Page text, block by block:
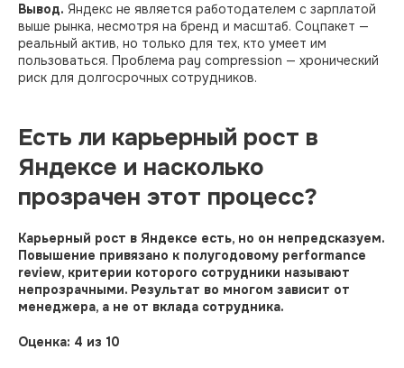
Вывод. Яндекс не является работодателем с зарплатой
выше рынка, несмотря на бренд и масштаб. Соцпакет —
реальный актив, но только для тех, кто умеет им
пользоваться. Проблема pay compression — хронический
риск для долгосрочных сотрудников.
Есть ли карьерный рост в
Яндексе и насколько
прозрачен этот процесс?
Карьерный рост в Яндексе есть, но он непредсказуем.
Повышение привязано к полугодовому performance
review, критерии которого сотрудники называют
непрозрачными. Результат во многом зависит от
менеджера, а не от вклада сотрудника.
Оценка: 4 из 10